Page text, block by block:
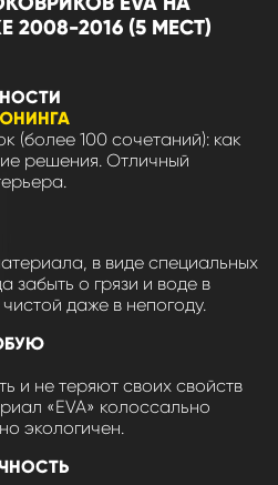
2008-2016 (5 МЕСТ)
(более 100 сочетаний): как
решения. Отличный
в виде специальных
забыть о грязи и воде в
даже в непогоду.
и не теряют своих свойств
«EVA» колоссально
экологичен.